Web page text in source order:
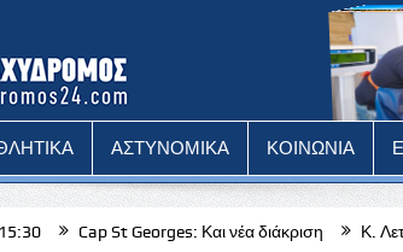
ΑΣΤΥΝΟΜΙΚΑ ΚΟΙΝΩΝΙΑ
Και νέα διάκριση Κ. Λετυμπιώτης: Ο χρόνος